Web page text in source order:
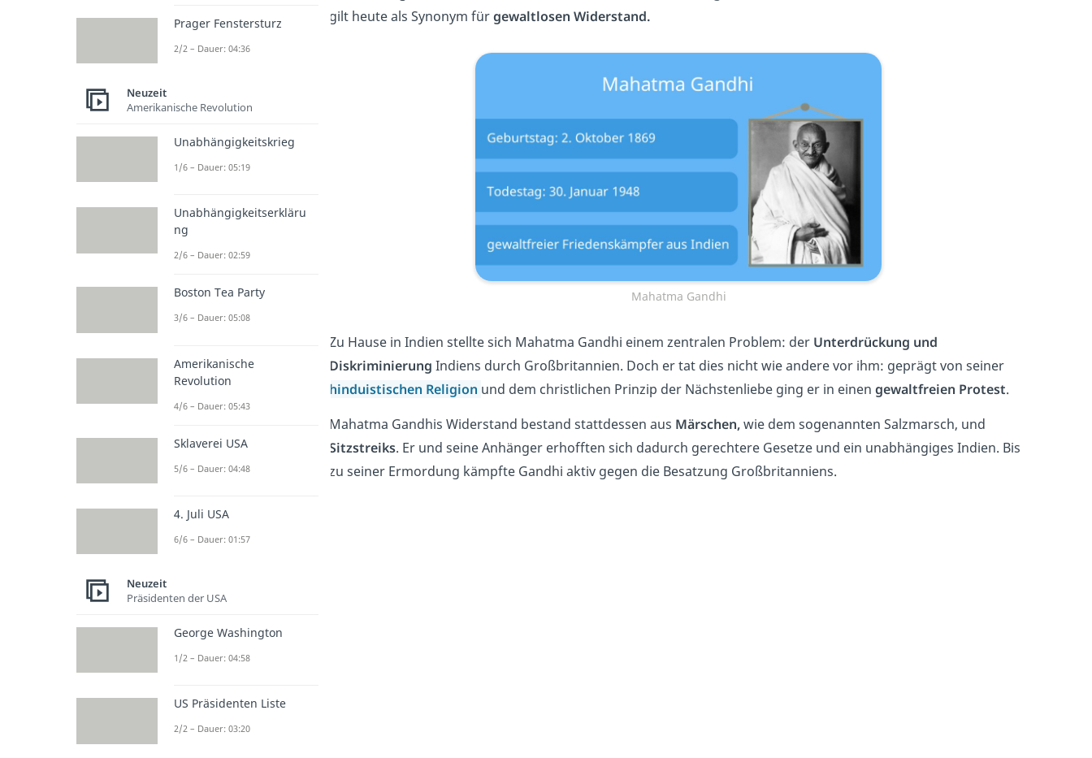
gilt heute als Synonym fürgewaltlosen Widerstand.
Mahatma Gandhi
Zu Hause in Indien stellte sich Mahatma Gandhi einem zentralen Problem: der Unterdrückung und
Diskriminierung Indiens durch Großbritannien. Doch er tat dies nicht wie andere vor ihm: geprägt von seiner
hinduistischen Religion und dem christlichen Prinzip der Nächstenliebe ging er in einen gewaltfreien Protest.
Mahatma Gandhis Widerstand bestand stattdessen aus Märschen,wie dem sogenannten Salzmarsch, und
Sitzstreiks. Er und seine Anhänger erhofften sich dadurch gerechtere Gesetze und ein unabhängiges Indien. Bis
zu seiner Ermordung kämpfte Gandhi aktiv gegen die Besatzung Großbritanniens.
Prager Fenstersturz
2/2 – Dauer: 04:36
Neuzeit
Amerikanische Revolution
Unabhängigkeitskrieg
1/6 – Dauer: 05:19
Unabhängigkeitserkläru
ng
2/6 – Dauer: 02:59
Boston Tea Party
3/6 – Dauer: 05:08
Amerikanische
Revolution
4/6 – Dauer: 05:43
Sklaverei USA
5/6 – Dauer: 04:48
4. Juli USA
6/6 – Dauer: 01:57
Neuzeit
Präsidenten der USA
George Washington
1/2 – Dauer: 04:58
US Präsidenten Liste
2/2 – Dauer: 03:20